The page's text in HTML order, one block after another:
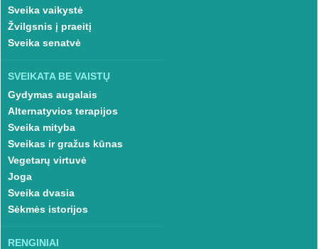
Sveika vaikystė
Žvilgsnis į praeitį
Sveika senatvė
SVEIKATA BE VAISTŲ
Gydymas augalais
Alternatyvios terapijos
Sveika mityba
Sveikas ir gražus kūnas
Vegetarų virtuvė
Joga
Sveika dvasia
Sėkmės istorijos
RENGINIAI